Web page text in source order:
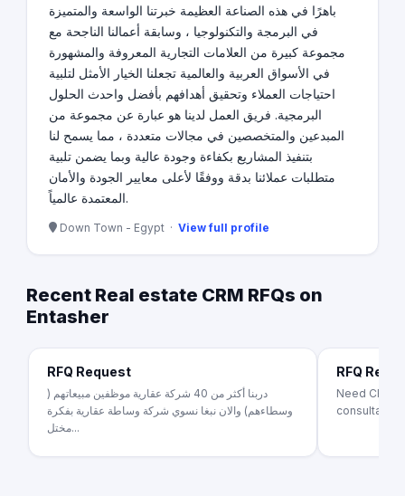
باهرًا في هذه الصناعة العظيمة خبرتنا الواسعة والمتميزة
في البرمجة والتكنولوجيا ، وسابقة أعمالنا الناجحة مع
مجموعة كبيرة من العلامات التجارية المعروفة والمشهورة
في الأسواق العربية والعالمية تجعلنا الخيار الأمثل لتلبية
احتياجات العملاء وتحقيق أهدافهم بأفضل واحدث الحلول
البرمجية. فريق العمل لدينا هو عبارة عن مجموعة من
المبدعين والمتخصصين في مجالات متعددة ، مما يسمح لنا
بتنفيذ المشاريع بكفاءة وجودة عالية وبما يضمن تلبية
متطلبات عملائنا بدقة ووفقًا لأعلى معايير الجودة والأمان
المعتمدة عالمياً.
Down Town - Egypt · View full profile
Recent Real estate CRM RFQs on
Entasher
RFQ Request
دربنا أكثر من 40 شركة عقارية موظفين مبيعاتهم (
وسطاءهم) والان نبغا نسوي شركة وساطة عقارية بفكرة
مختل...
RFQ
Need CRM
consultant